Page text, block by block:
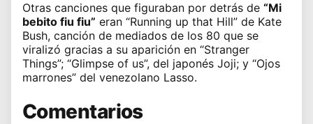
Otras canciones que figuraban por detrás de “Mi
bebito fiu fiu” eran “Running up that Hill” de Kate
Bush, canción de mediados de los 80 que se
viralizó gracias a su aparición en “Stranger
Things”; “Glimpse of us”, del japonés Joji; y “Ojos
marrones” del venezolano Lasso.
Comentarios